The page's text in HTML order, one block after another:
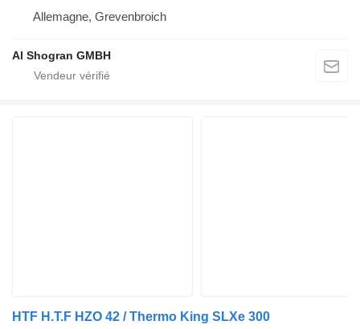
Allemagne, Grevenbroich
Al Shogran GMBH
HTF H.T.F HZO 42 / Thermo King SLXe 300